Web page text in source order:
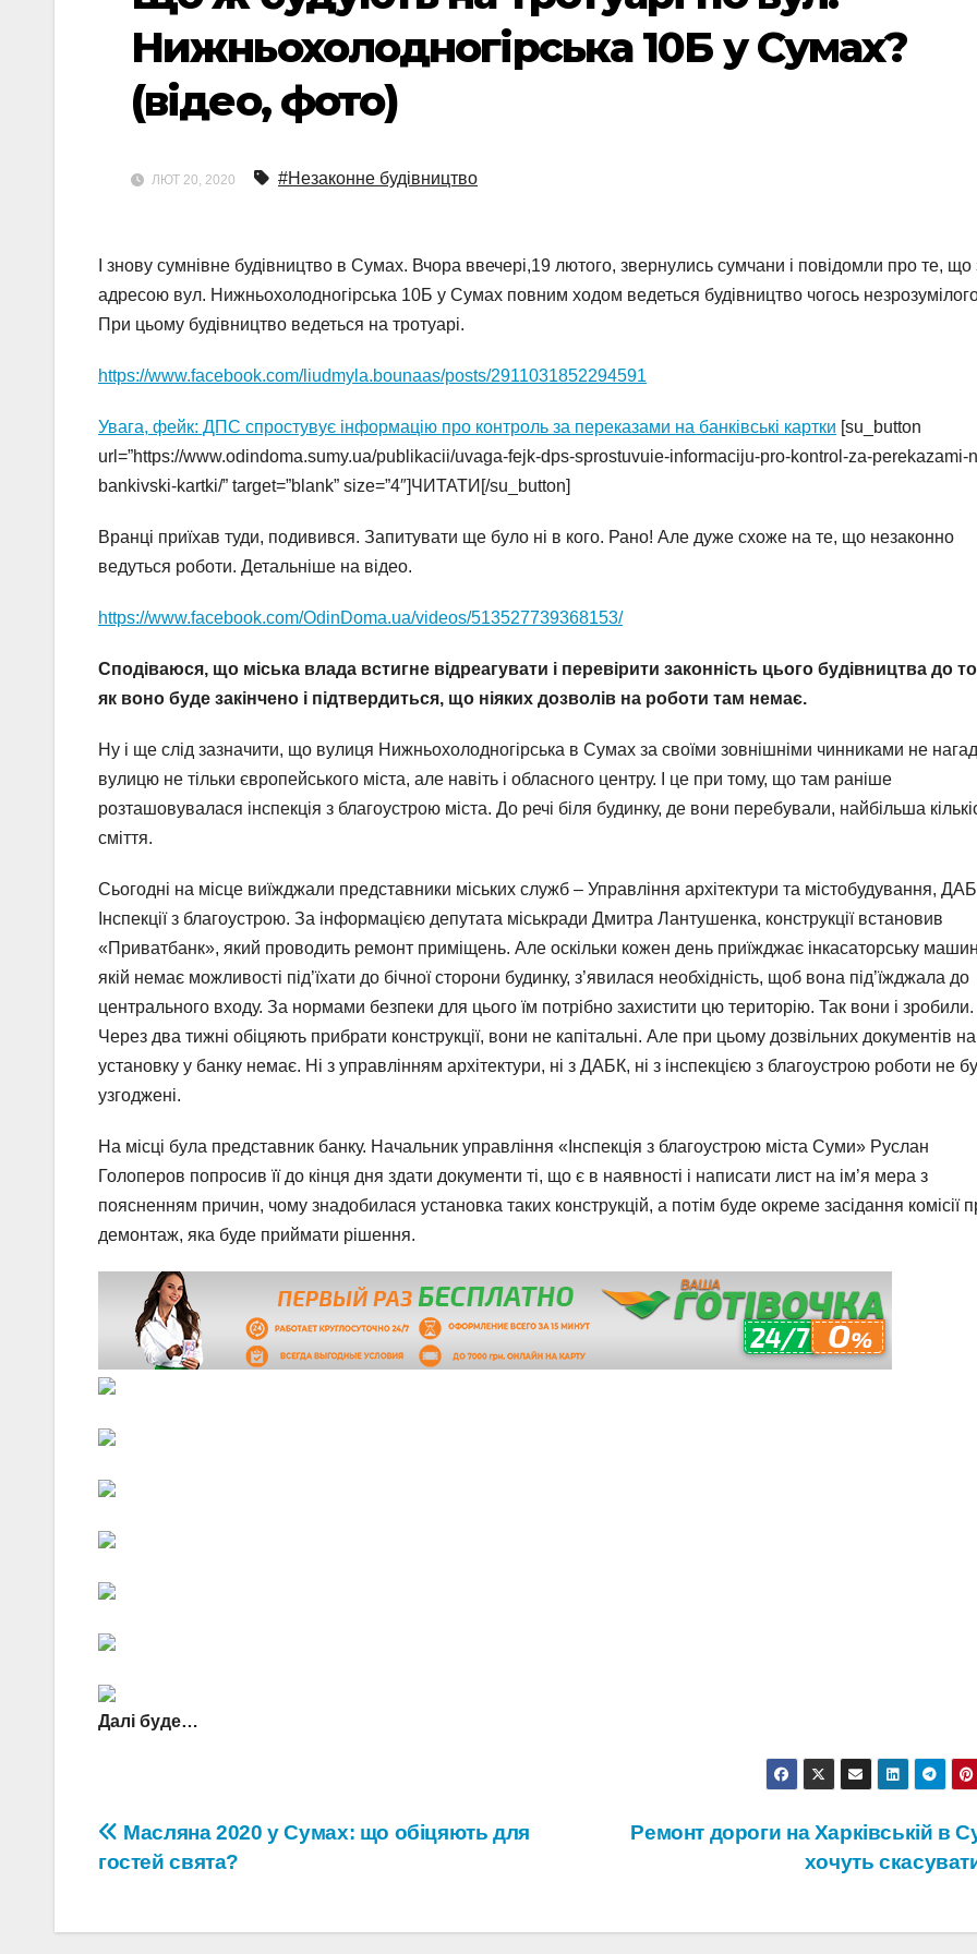
Нижньохолодногірська 10Б у Сумах?
(відео, фото)
ЛЮТ 20, 2020 #Незаконне будівництво
І знову сумнівне будівництво в Сумах. Вчора ввечері,19 лютого, звернулись сумчани і повідомли про те, що
адресою вул. Нижньохолодногірська 10Б у Сумах повним ходом ведеться будівництво чогось
При цьому будівництво ведеться на тротуарі.
https://www.facebook.com/liudmyla.bounaas/posts/2911031852294591
Увага, фейк: ДПС спростувує інформацію про контроль за переказами на банківські картки [su_button
url=”https://www.odindoma.sumy.ua/publikacii/uvaga-fejk-dps-sprostuvuie-informaciju-pro-kontrol-za-perekazami-
bankivski-kartki/” target=”blank” size=”4″]ЧИТАТИ[/su_button]
Вранці приїхав туди, подивився. Запитувати ще було ні в кого. Рано! Але дуже схоже на те, що незаконно
ведуться роботи. Детальніше на відео.
https://www.facebook.com/OdinDoma.ua/videos/513527739368153/
Сподіваюся, що міська влада встигне відреагувати і перевірити законність цього будівництва до
як воно буде закінчено і підтвердиться, що ніяких дозволів на роботи там немає.
Ну і ще слід зазначити, що вулиця Нижньохолодногірська в Сумах за своїми зовнішніми чинниками не
вулицю не тільки європейського міста, але навіть і обласного центру. І це при тому, що там раніше
розташовувалася інспекція з благоустрою міста. До речі біля будинку, де вони перебували, найбільша
сміття.
Сьогодні на місце виїжджали представники міських служб – Управління архітектури та містобудування,
Інспекції з благоустрою. За інформацією депутата міськради Дмитра Лантушенка, конструкції встановив
«Приватбанк», який проводить ремонт приміщень. Але оскільки кожен день приїжджає інкасаторську
якій немає можливості під’їхати до бічної сторони будинку, з’явилася необхідність, щоб вона під’їжджала до
центрального входу. За нормами безпеки для цього їм потрібно захистити цю територію. Так вони і зробили.
Через два тижні обіцяють прибрати конструкції, вони не капітальні. Але при цьому дозвільних документів на
установку у банку немає. Ні з управлінням архітектури, ні з ДАБК, ні з інспекцією з благоустрою роботи не
узгоджені.
На місці була представник банку. Начальник управління «Інспекція з благоустрою міста Суми» Руслан
Голоперов попросив її до кінця дня здати документи ті, що є в наявності і написати лист на ім’я мера з
поясненням причин, чому знадобилася установка таких конструкцій, а потім буде окреме засідання комісії
демонтаж, яка буде приймати рішення.
Далі буде…
Навігація
Ремонт дороги на Харківській в
хочуть
Масляна 2020 у Сумах: що обіцяють для
гостей свята?